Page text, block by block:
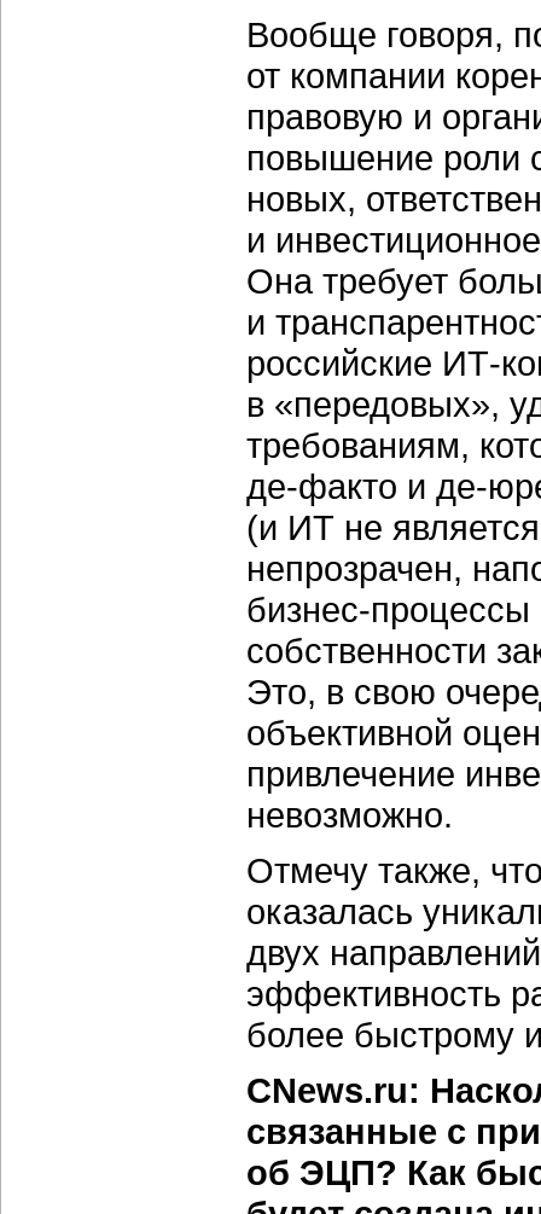
Вообще говоря,
от компании
правовую и
повышение роли
новых,
и
Она требует
и
российские ИТ-
в «передовых»,
требованиям,
де-факто и де-
(и ИТ не
непрозрачен,
бизнес-
собственности
Это, в свою
объективной
привлечение
невозможно.
Отмечу также,
оказалась
двух
эффективность
более быстрому
CNews.ru:
связанные с
об ЭЦП? Как